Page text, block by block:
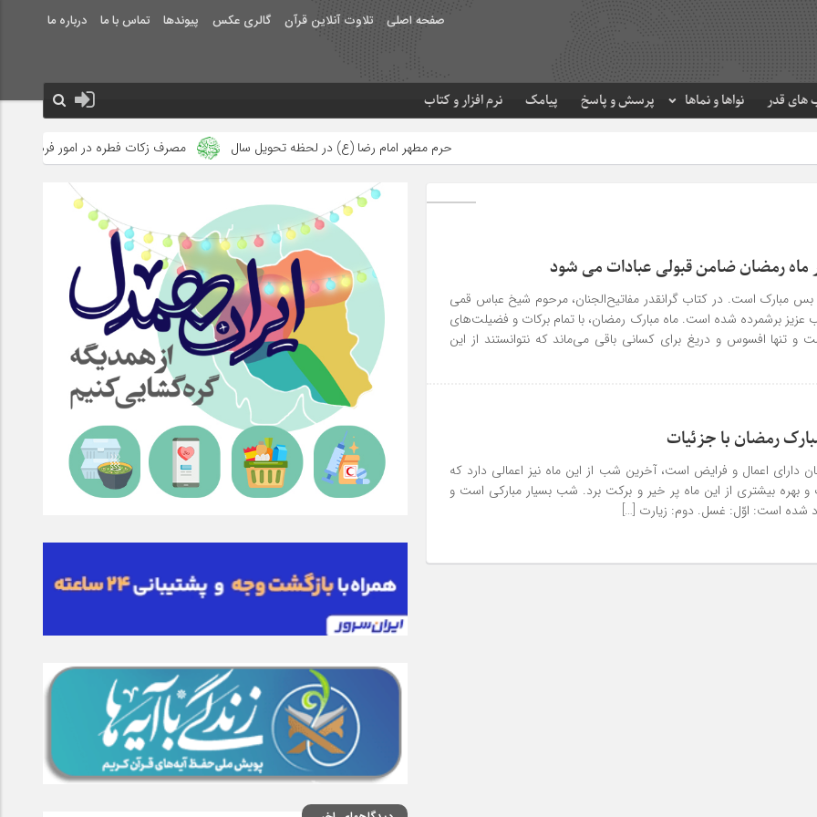
صفحه اصلی تلاوت آنلاین قرآن گالری عکس پیوندها تماس با ما درباره ما
قدر نواها و نماها پرسش و پاسخ پیامک نرم افزار و کتاب
حرم مطهر امام رضا (ع) در لحظه تحویل سال مصرف زکات فطره در امور فرهنگی جلوه‌های
رمضان ضامن قبولی عبادات می شود
مبارک است. در کتاب گرانقدر مفاتیح‌الجنان، مرحوم شیخ عباس قمی
عزیز برشمرده‌ شده است. ماه مبارک رمضان، با تمام برکات و فضیلت‌های
و تنها افسوس و دریغ برای کسانی باقی می‌ماند که نتوانستند از این
رمضان با جزئیات
دارای اعمال و فرایض است، آخرین شب از این ماه نیز اعمالی دارد که
و بهره بیشتری از این ماه پر خیر و برکت برد. شب بسیار مبارکى است و
شده است: اوّل: غسل. دوم: زیارت […]